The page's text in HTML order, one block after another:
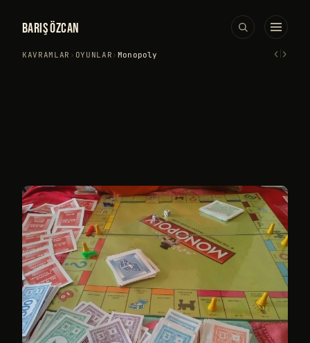
BARIŞ ÖZCAN
KAVRAMLAR › OYUNLAR › Monopoly ‹›